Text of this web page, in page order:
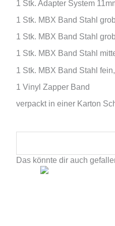
1 Stk. Adapter System
1 Stk. MBX Band Stahl
1 Stk. MBX Band Stahl
1 Stk. MBX Band Stahl
1 Stk. MBX Band Stahl
1 Vinyl Zapper Band
verpackt in einer Karton
Das könnte dir auch